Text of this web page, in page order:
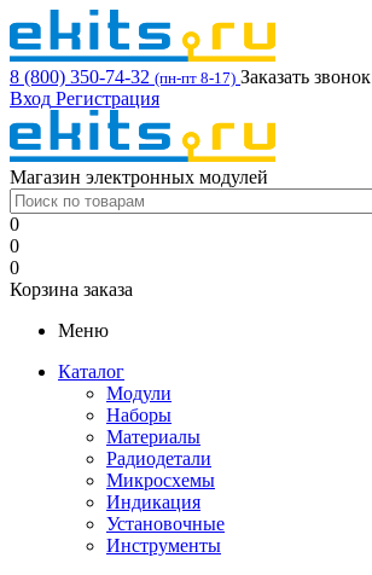
8 (800) 350-74-32 (пн-пт 8-17) Заказать звонок
Вход Регистрация
Магазин электронных модулей
0
0
0
Корзина заказа
Меню
Каталог
Модули
Наборы
Материалы
Радиодетали
Микросхемы
Индикация
Установочные
Инструменты